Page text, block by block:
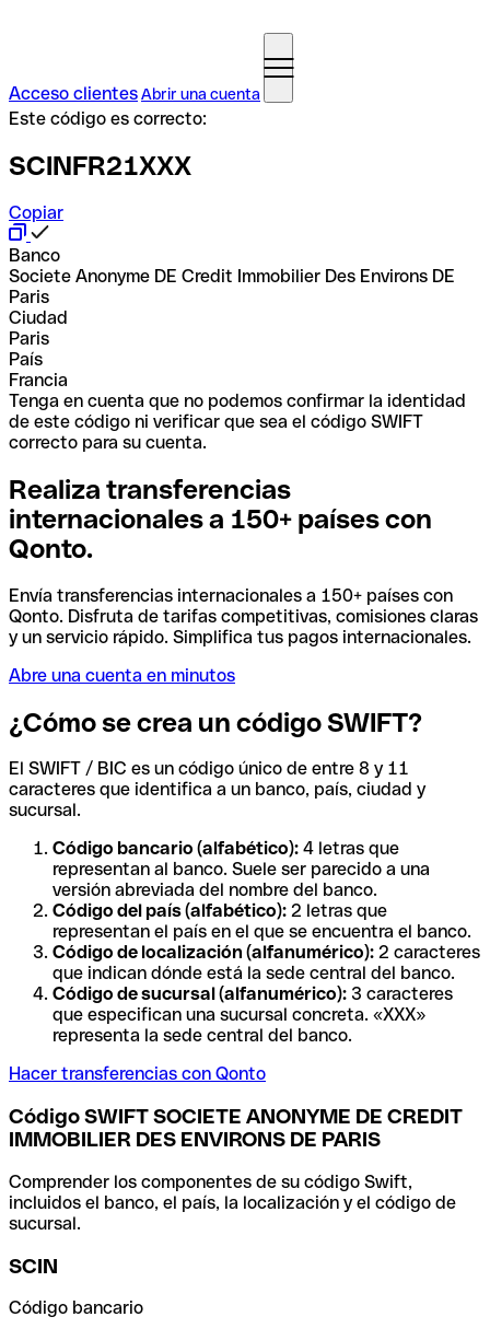
Acceso clientesAbrir una cuenta
Este código es correcto:
SCINFR21XXX
Copiar
Banco
Societe Anonyme DE Credit Immobilier Des Environs DE
Paris
Ciudad
Paris
País
Francia
Tenga en cuenta que no podemos confirmar la identidad
de este código ni verificar que sea el código SWIFT
correcto para su cuenta.
Realiza transferencias
internacionales a 150+ países con
Qonto.
Envía transferencias internacionales a 150+ países con
Qonto. Disfruta de tarifas competitivas, comisiones claras
y un servicio rápido. Simplifica tus pagos internacionales.
Abre una cuenta en minutos
¿Cómo se crea un código SWIFT?
El SWIFT / BIC es un código único de entre 8 y 11
caracteres que identifica a un banco, país, ciudad y
sucursal.
Código bancario (alfabético): 4 letras que
representan al banco. Suele ser parecido a una
versión abreviada del nombre del banco.
Código del país (alfabético): 2 letras que
representan el país en el que se encuentra el banco.
Código de localización (alfanumérico): 2 caracteres
que indican dónde está la sede central del banco.
Código de sucursal (alfanumérico): 3 caracteres
que especifican una sucursal concreta. «XXX»
representa la sede central del banco.
Hacer transferencias con Qonto
Código SWIFT SOCIETE ANONYME DE CREDIT
IMMOBILIER DES ENVIRONS DE PARIS
Comprender los componentes de su código Swift,
incluidos el banco, el país, la localización y el código de
sucursal.
SCIN
Código bancario